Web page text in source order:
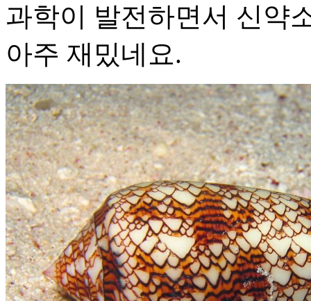
과학이 발전하면서 신약
아주 재밌네요.